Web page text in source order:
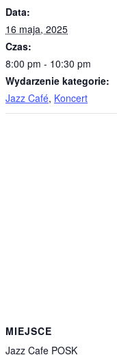
Data:
16 maja, 2025
Czas:
8:00 pm - 10:30 pm
Wydarzenie kategorie:
Jazz Café, Koncert
MIEJSCE
Jazz Cafe POSK